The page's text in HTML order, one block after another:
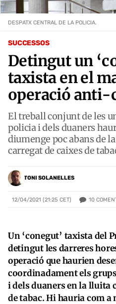
SUCCESSOS
Detingut un
taxista en el
operació anti-
El treball conjunt de les
policia i dels duaners
diumenge poc abans de
carregat de caixes de
TONI SOLANELLES
12/04/2021 (21:25 CET) 10
DESPATX CENTRAL DE LA POLICIA.
Un ‘conegut’ taxista del
detingut les darreres
operació que haurien
coordinadament els
i dels duaners en la lluita
de tabac. Hi hauria com